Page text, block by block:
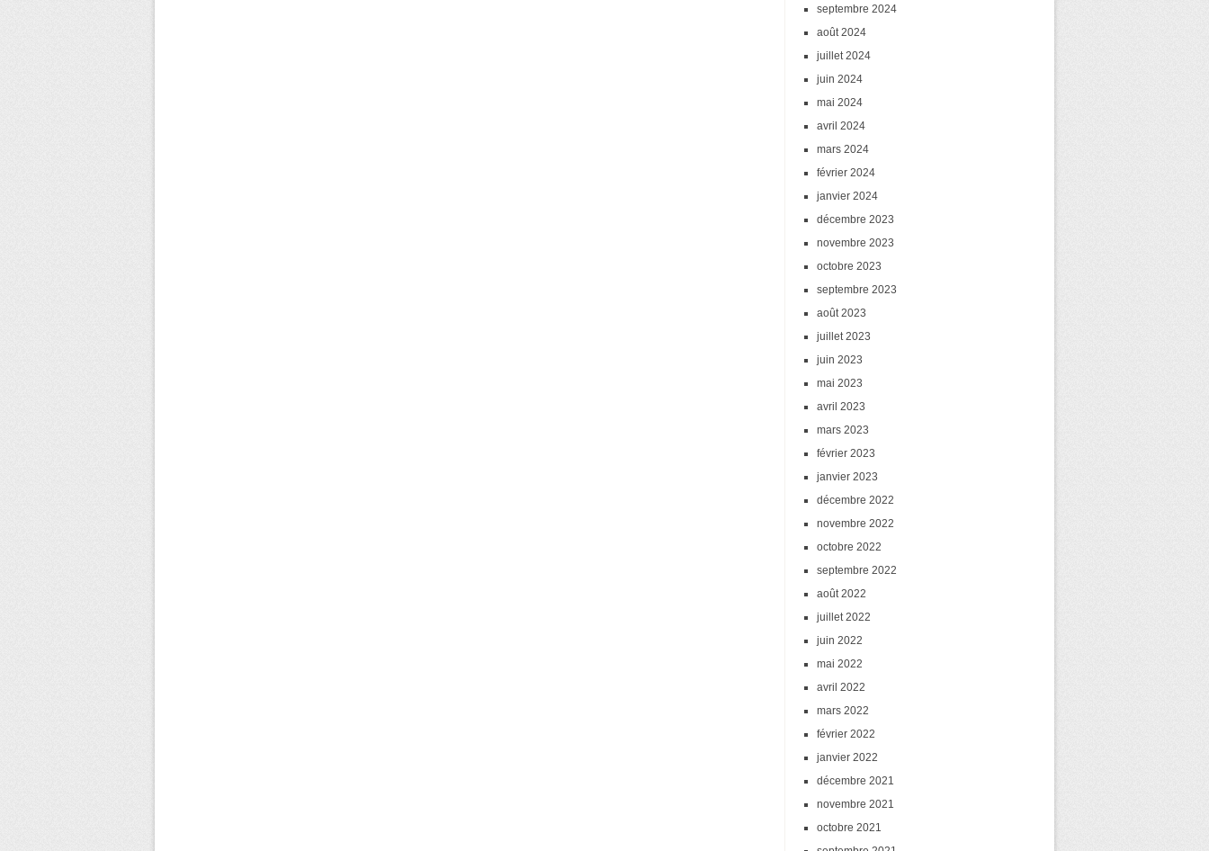
septembre 2024
août 2024
juillet 2024
juin 2024
mai 2024
avril 2024
mars 2024
février 2024
janvier 2024
décembre 2023
novembre 2023
octobre 2023
septembre 2023
août 2023
juillet 2023
juin 2023
mai 2023
avril 2023
mars 2023
février 2023
janvier 2023
décembre 2022
novembre 2022
octobre 2022
septembre 2022
août 2022
juillet 2022
juin 2022
mai 2022
avril 2022
mars 2022
février 2022
janvier 2022
décembre 2021
novembre 2021
octobre 2021